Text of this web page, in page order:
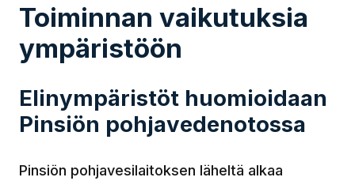
Toiminnan vaikutuksia
ympäristöön
Elinympäristöt huomioidaan
Pinsiön pohjavedenotossa
Pinsiön pohjavesilaitoksen läheltä alkaa